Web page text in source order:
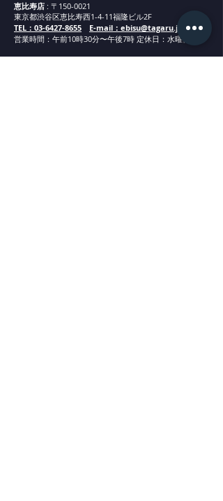
恵比寿店 : 〒150-0021
東京都渋谷区恵比寿西1-4-11福隆ビル2F
TEL：03-6427-8655
E-mail：ebisu@tagaru.jp
営業時間：午前10時30分〜午後7時 定休日：水曜日